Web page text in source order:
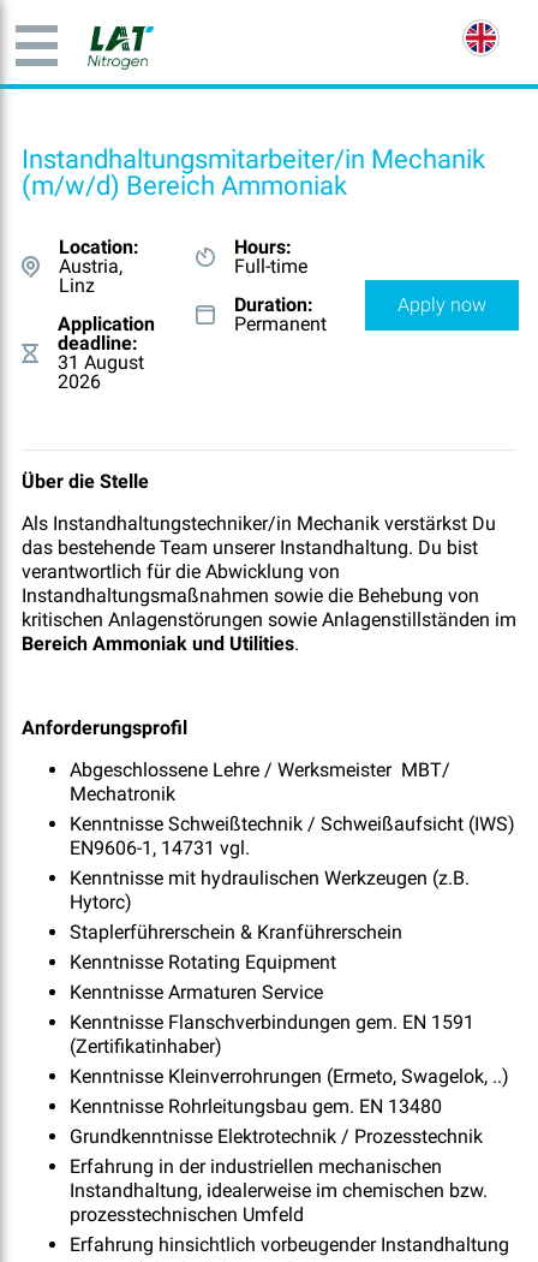
Instandhaltungsmitarbeiter/in Mechanik
(m/w/d) Bereich Ammoniak
Location:
Austria,
Linz
Application
deadline:
31 August
2026
Hours:
Full-time
Duration:
Permanent
Apply now
Über die Stelle
Als Instandhaltungstechniker/in Mechanik verstärkst Du
das bestehende Team unserer Instandhaltung. Du bist
verantwortlich für die Abwicklung von
Instandhaltungsmaßnahmen sowie die Behebung von
kritischen Anlagenstörungen sowie Anlagenstillständen im
Bereich Ammoniak und Utilities.
Anforderungsprofil
Abgeschlossene Lehre / Werksmeister MBT/
Mechatronik
Kenntnisse Schweißtechnik / Schweißaufsicht (IWS)
EN9606-1, 14731 vgl.
Kenntnisse mit hydraulischen Werkzeugen (z.B.
Hytorc)
Staplerführerschein & Kranführerschein
Kenntnisse Rotating Equipment
Kenntnisse Armaturen Service
Kenntnisse Flanschverbindungen gem. EN 1591
(Zertifikatinhaber)
Kenntnisse Kleinverrohrungen (Ermeto, Swagelok, ..)
Kenntnisse Rohrleitungsbau gem. EN 13480
Grundkenntnisse Elektrotechnik / Prozesstechnik
Erfahrung in der industriellen mechanischen
Instandhaltung, idealerweise im chemischen bzw.
prozesstechnischen Umfeld
Erfahrung hinsichtlich vorbeugender Instandhaltung